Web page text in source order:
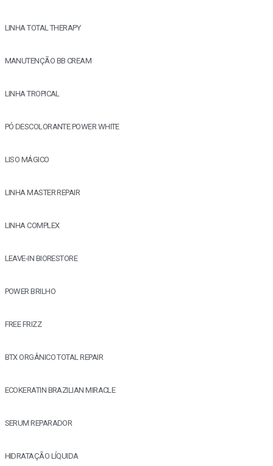
LINHA TOTAL THERAPY
MANUTENÇÃO BB CREAM
LINHA TROPICAL
PÓ DESCOLORANTE POWER WHITE
LISO MÁGICO
LINHA MASTER REPAIR
LINHA COMPLEX
LEAVE-IN BIORESTORE
POWER BRILHO
FREE FRIZZ
BTX ORGÂNICO TOTAL REPAIR
ECOKERATIN BRAZILIAN MIRACLE
SERUM REPARADOR
HIDRATAÇÃO LÍQUIDA